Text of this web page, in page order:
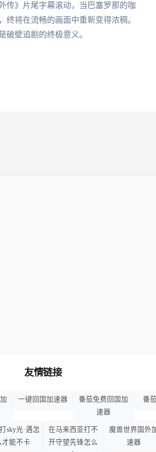
传》片尾字幕滚动，当巴塞罗那的咖
将在流畅的画面中重新变得浓稠。
壁追剧的终极意义。
友情链接
一键回国加速器
番茄免费回国加
速器
番
sky光·遇怎
才能不卡
在马来西亚打不
开守望先锋怎么
魔兽世界国外
速器